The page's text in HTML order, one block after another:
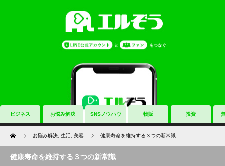
ビジネス お悩み解決 SNSノウハウ 物販 投資
Home お悩み解決 生活 美容 健康寿命を維持する３つの新常識
健康寿命を維持する３つの新常識